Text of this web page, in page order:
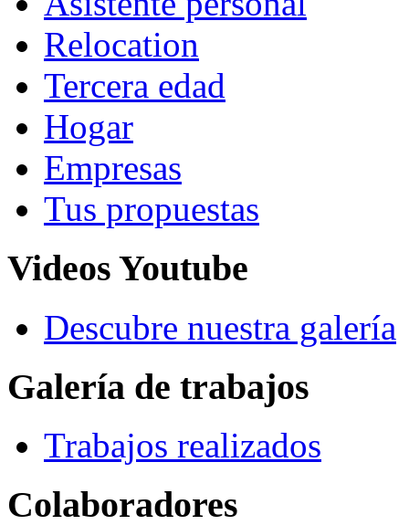
Relocation
Tercera edad
Hogar
Empresas
Tus propuestas
Videos Youtube
Descubre nuestra galería
Galería de trabajos
Trabajos realizados
Colaboradores